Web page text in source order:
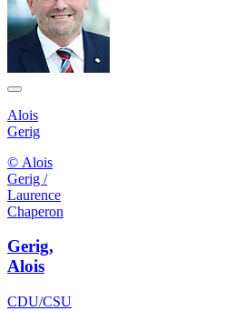
Alois
Gerig
© Alois
Gerig /
Laurence
Chaperon
Gerig,
Alois
CDU/CSU